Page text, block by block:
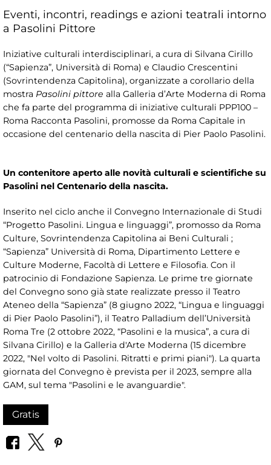
Eventi, incontri, readings e azioni teatrali intorno
a Pasolini Pittore
Iniziative culturali interdisciplinari, a cura di Silvana Cirillo
(“Sapienza”, Università di Roma) e Claudio Crescentini
(Sovrintendenza Capitolina), organizzate a corollario della
mostra Pasolini pittore alla Galleria d’Arte Moderna di Roma
che fa parte del programma di iniziative culturali PPP100 –
Roma Racconta Pasolini, promosse da Roma Capitale in
occasione del centenario della nascita di Pier Paolo Pasolini.
Un contenitore aperto alle novità culturali e scientifiche su
Pasolini nel Centenario della nascita.
Inserito nel ciclo anche il Convegno Internazionale di Studi
“Progetto Pasolini. Lingua e linguaggi”, promosso da Roma
Culture, Sovrintendenza Capitolina ai Beni Culturali ;
“Sapienza” Università di Roma, Dipartimento Lettere e
Culture Moderne, Facoltà di Lettere e Filosofia. Con il
patrocinio di Fondazione Sapienza. Le prime tre giornate
del Convegno sono già state realizzate presso il Teatro
Ateneo della “Sapienza” (8 giugno 2022, “Lingua e linguaggi
di Pier Paolo Pasolini”), il Teatro Palladium dell’Università
Roma Tre (2 ottobre 2022, “Pasolini e la musica”, a cura di
Silvana Cirillo) e la Galleria d'Arte Moderna (15 dicembre
2022, "Nel volto di Pasolini. Ritratti e primi piani"). La quarta
giornata del Convegno è prevista per il 2023, sempre alla
GAM, sul tema "Pasolini e le avanguardie".
Gratis